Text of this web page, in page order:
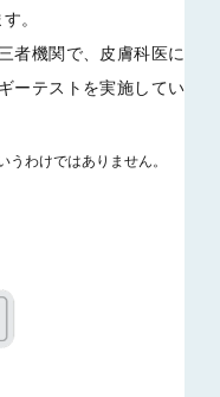
。
者機関で、皮膚科医に
ーテストを実施してい
わけではありません。